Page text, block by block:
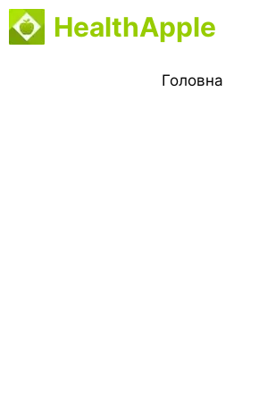
Перейти
до
HealthApple
Головна